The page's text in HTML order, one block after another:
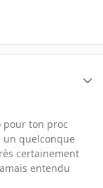
pour ton proc
un quelconque
certainement
entendu